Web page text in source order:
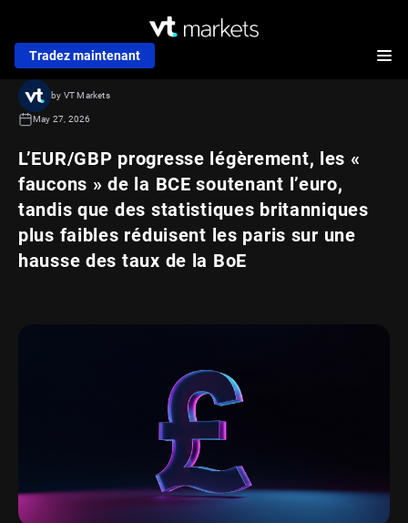
Tradez maintenant
L’EUR/GBP progresse légèrement, les «
faucons » de la BCE soutenant l’euro,
tandis que des statistiques britanniques
plus faibles réduisent les paris sur une
hausse des taux de la BoE
by VT Markets
May 27, 2026